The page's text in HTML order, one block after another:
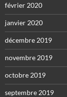
février 2020
janvier 2020
décembre 2019
novembre 2019
octobre 2019
septembre 2019